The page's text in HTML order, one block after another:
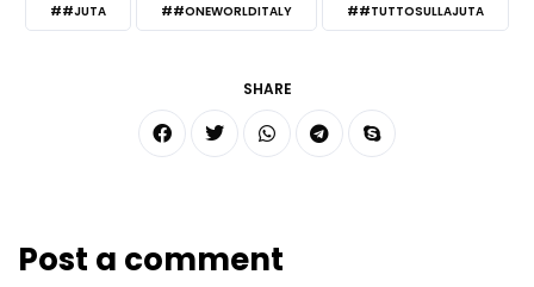
##JUTA ##ONEWORLDITALY ##TUTTOSULLAJUTA
SHARE
Post a comment